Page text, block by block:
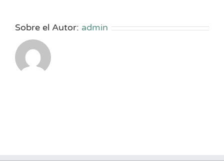
Sobre el Autor: admin